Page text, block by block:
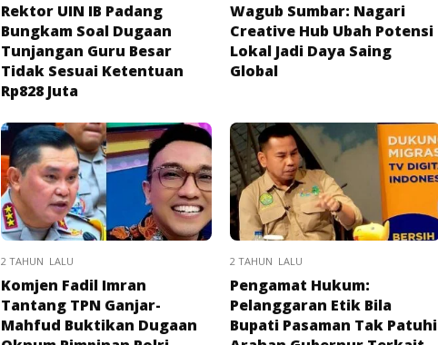
Rektor UIN IB Padang
Bungkam Soal Dugaan
Tunjangan Guru Besar
Tidak Sesuai Ketentuan
Rp828 Juta
Wagub Sumbar: Nagari
Creative Hub Ubah Potensi
Lokal Jadi Daya Saing
Global
2 TAHUN LALU
Komjen Fadil Imran
Tantang TPN Ganjar-
Mahfud Buktikan Dugaan
2 TAHUN LALU
Pengamat Hukum:
Pelanggaran Etik Bila
Bupati Pasaman Tak Patuhi